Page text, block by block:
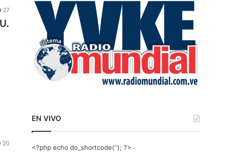
27
20
r
EN VIVO
<?php echo do_shortcode(‘‘); ?>